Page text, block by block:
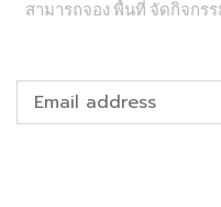
สามารถจอง พื้นที่ จัดกิจกร